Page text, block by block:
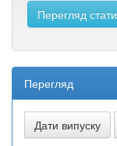
Перегляд
Перегляд